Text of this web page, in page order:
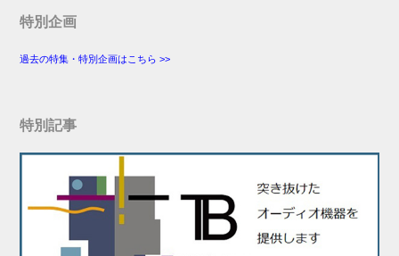
特別企画
過去の特集・特別企画はこちら >>
特別記事